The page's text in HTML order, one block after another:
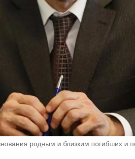
родным и близким погибших и